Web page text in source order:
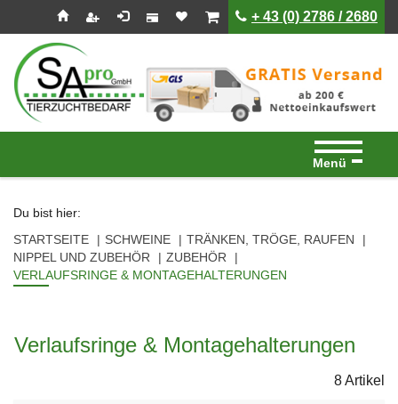
Seitenebreiche:
ist leerist leer+ 43 (0) 2786 / 2680
Menü
Du bist hier:
STARTSEITE
SCHWEINE
TRÄNKEN, TRÖGE, RAUFEN
NIPPEL UND ZUBEHÖR
ZUBEHÖR
VERLAUFSRINGE & MONTAGEHALTERUNGEN
Verlaufsringe & Montagehalterungen
8 Artikel